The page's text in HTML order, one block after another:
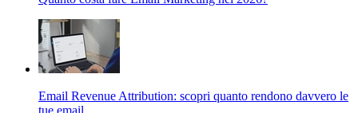
Email Revenue Attribution: scopri quanto rendono davvero le
tue email